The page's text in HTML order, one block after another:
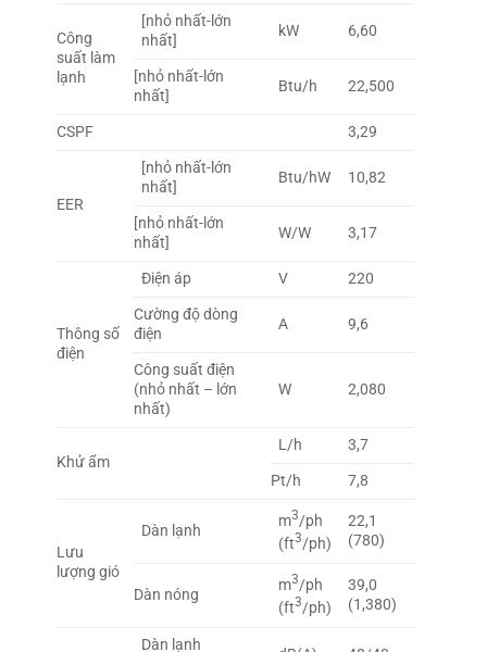
Công
suất làm
lạnh
[nhỏ nhất-lớn
nhất]
kW 6,60
[nhỏ nhất-lớn
nhất]
Btu/h 22,500
CSPF 3,29
EER
[nhỏ nhất-lớn
nhất]
Btu/hW 10,82
[nhỏ nhất-lớn
nhất]
W/W 3,17
Thông số
điện
Điện áp V
220
Cường độ dòng
điện
A 9,6
Công suất điện
(nhỏ nhất – lớn
nhất)
W 2,080
Khử ẩm
L/h
3,7
Pt/h
7,8
Lưu
lượng gió
Dàn lạnh
m3/ph
(ft3/ph)
22,1
(780)
Dàn nóng
m3/ph
(ft3/ph)
39,0
(1,380)
Dàn lạnh